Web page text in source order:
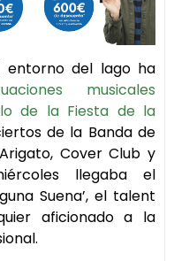
entorno del lago ha
musicales
de la Fiesta de la
de la Banda de
Cover Club y
llegaba el
Suena’, el talent
aficionado a la